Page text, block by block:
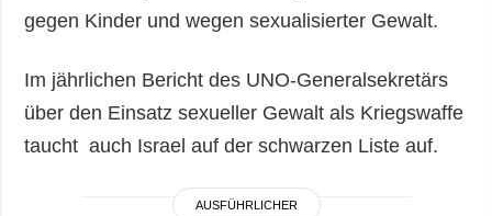
gegen Kinder und wegen sexualisierter Gewalt.
Im jährlichen Bericht des UNO-Generalsekretärs
über den Einsatz sexueller Gewalt als Kriegswaffe
taucht auch Israel auf der schwarzen Liste auf.
AUSFÜHRLICHER